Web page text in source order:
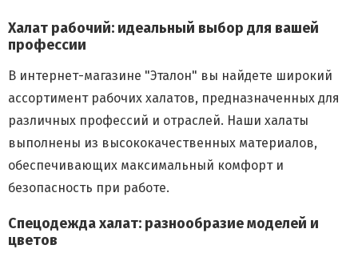
Халат рабочий: идеальный выбор для вашей
профессии
В интернет-магазине "Эталон" вы найдете широкий
ассортимент рабочих халатов, предназначенных для
различных профессий и отраслей. Наши халаты
выполнены из высококачественных материалов,
обеспечивающих максимальный комфорт и
безопасность при работе.
Спецодежда халат: разнообразие моделей и
цветов